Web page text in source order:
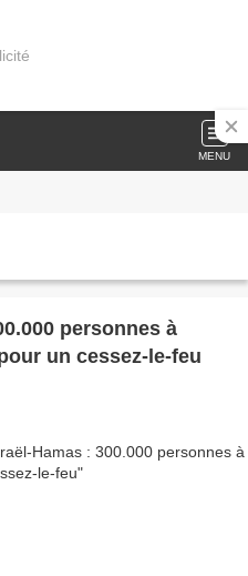
MENU
personnes à
un cessez-le-feu